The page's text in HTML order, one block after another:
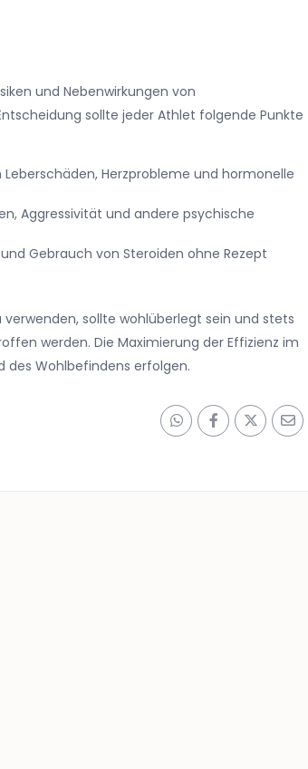
und Nebenwirkungen von
sollte jeder Athlet folgende Punkte
Leberschäden, Herzprobleme und hormonelle
Aggressivität und andere psychische
Gebrauch von Steroiden ohne Rezept
sollte wohlüberlegt sein und stets
werden. Die Maximierung der Effizienz im
des Wohlbefindens erfolgen.